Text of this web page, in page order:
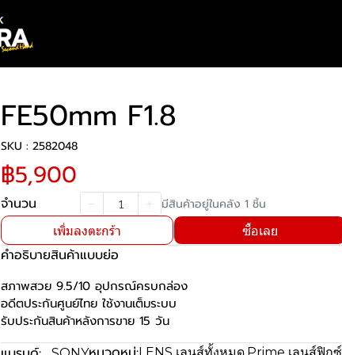
FE50mm F1.8
SKU : 2582048
฿5,900
จำนวน
มีสินค้าอยู่ในคลัง 1 ชิ้น
เพิ่มลงตะกร้า
ซื้อเลย
คำอธิบายสินค้าแบบย่อ
สภาพสวย 9.5/10 อุปกรณ์ครบกล่อง
อดีตประกันศูนย์ไทย ใช้งานเต็มระบบ
รับประกันสินค้าหลังการขาย 15 วัน